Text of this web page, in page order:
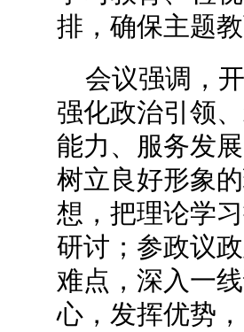
排，确保主题
会议强调，
强化政治引领
能力、服务发
树立良好形象
想，把理论学
研讨；参政议
难点，深入一
心，发挥优势